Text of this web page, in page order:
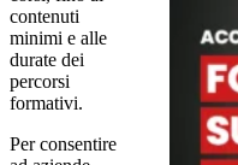
contenuti
minimi e alle
durate dei
percorsi
formativi.
Per consentire